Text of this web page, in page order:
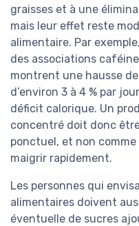
graisses et à une
mais leur effet reste
alimentaire. Par
des associations
montrent une hausse
d’environ 3 à 4 % par
déficit calorique. Un
concentré doit donc
ponctuel, et non
maigrir rapidement.
Les personnes qui
alimentaires doivent
éventuelle de sucres